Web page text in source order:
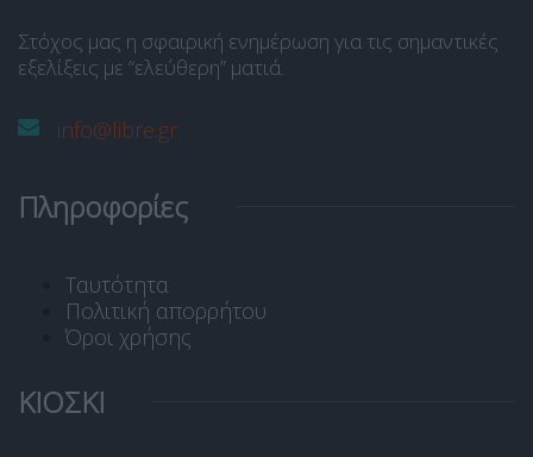
Στόχος μας η σφαιρική ενημέρωση για τις σημαντικές
εξελίξεις με “ελεύθερη” ματιά.
info@libre.gr
Πληροφορίες
Ταυτότητα
Πολιτική απορρήτου
Όροι χρήσης
ΚΙΟΣΚΙ